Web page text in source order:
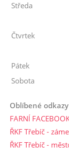
Středa
Čtvrtek
Pátek
Sobota
Oblíbené odkazy
FARNÍ
ŘKF Třebíč -
ŘKF Třebíč -